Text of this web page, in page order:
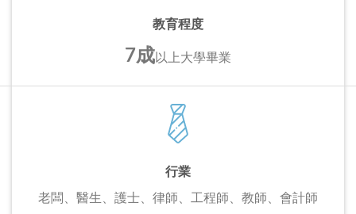
教育程度
7成以上大學畢業
行業
老闆、醫生、護士、 律師、工程師、教師、會計師